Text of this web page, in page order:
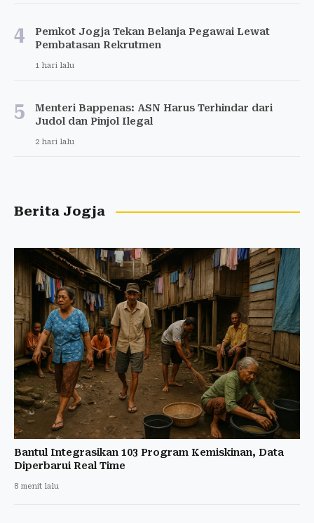
4
Pemkot Jogja Tekan Belanja Pegawai Lewat
Pembatasan Rekrutmen
1 hari lalu
5
Menteri Bappenas: ASN Harus Terhindar dari
Judol dan Pinjol Ilegal
2 hari lalu
Berita Jogja
Bantul Integrasikan 103 Program Kemiskinan, Data
Diperbarui Real Time
8 menit lalu